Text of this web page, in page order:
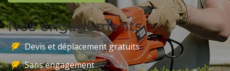
Nos engagements
Devis et déplacement gratuits
Sans engagement